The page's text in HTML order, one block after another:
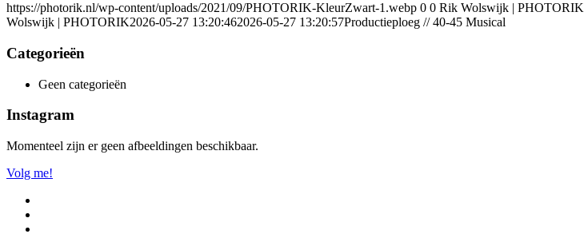
https://photorik.nl/wp-content/uploads/2021/09/PHOTORIK-KleurZwart-1.webp 0 0 Rik Wolswijk | PHOTORIK
Wolswijk | PHOTORIK2026-05-27 13:20:462026-05-27 13:20:57Productieploeg // 40-45 Musical
Categorieën
Geen categorieën
Instagram
Momenteel zijn er geen afbeeldingen beschikbaar.
Volg me!